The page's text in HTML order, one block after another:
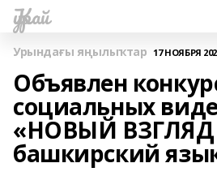
Ҡурай
Урындағы яңылыҡтар 17 НОЯБРЯ
Объявлен
социальных
«НОВЫЙ ВЗГЛЯД
башкирский